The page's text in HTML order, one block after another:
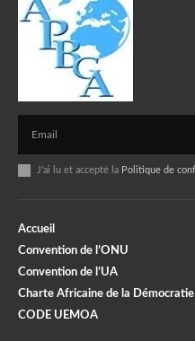
J'ai lu et accepté la Politique de
Accueil
Convention de l’ONU
Convention de l’UA
Charte Africaine de la Démocratie
CODE UEMOA